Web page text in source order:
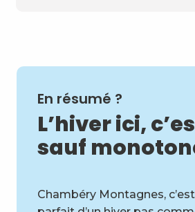
En résumé ?
L’hiver ici,
sauf
Chambéry Montagnes,